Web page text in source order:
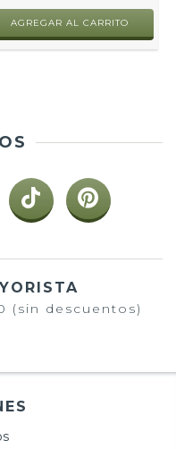
(sin descuentos)